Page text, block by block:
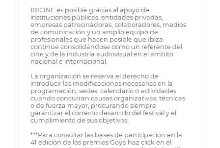
IBICINE es posible gracias al apoyo de
instituciones públicas, entidades privadas,
empresas patrocinadoras, colaboradores, medios
de comunicación y un amplio equipo de
profesionales que hacen posible que Ibiza
continúe consolidándose como un referente del
cine y de la industria audiovisual en el ámbito
nacional e internacional.
La organización se reserva el derecho de
introducir las modificaciones necesarias en la
programación, sedes, calendario o actividades
cuando concurran causas organizativas, técnicas
o de fuerza mayor, procurando siempre
garantizar el correcto desarrollo del festival y el
cumplimiento de sus objetivos.
***Para consultar las bases de participación en la
41 edición de los premios Goya haz click en el